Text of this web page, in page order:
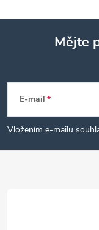
p
a
Mějte
E-mail
Vložením e-mailu